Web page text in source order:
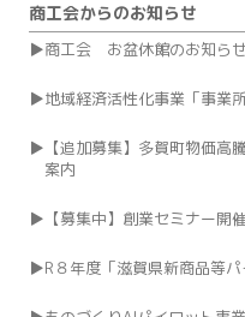
商工会からのお知らせ
商工会 お盆休館のお知らせ
地域経済活性化事業「事業
【追加募集】多賀町物価
案内
【募集中】創業セミナー開
R８年度「滋賀県新商品等